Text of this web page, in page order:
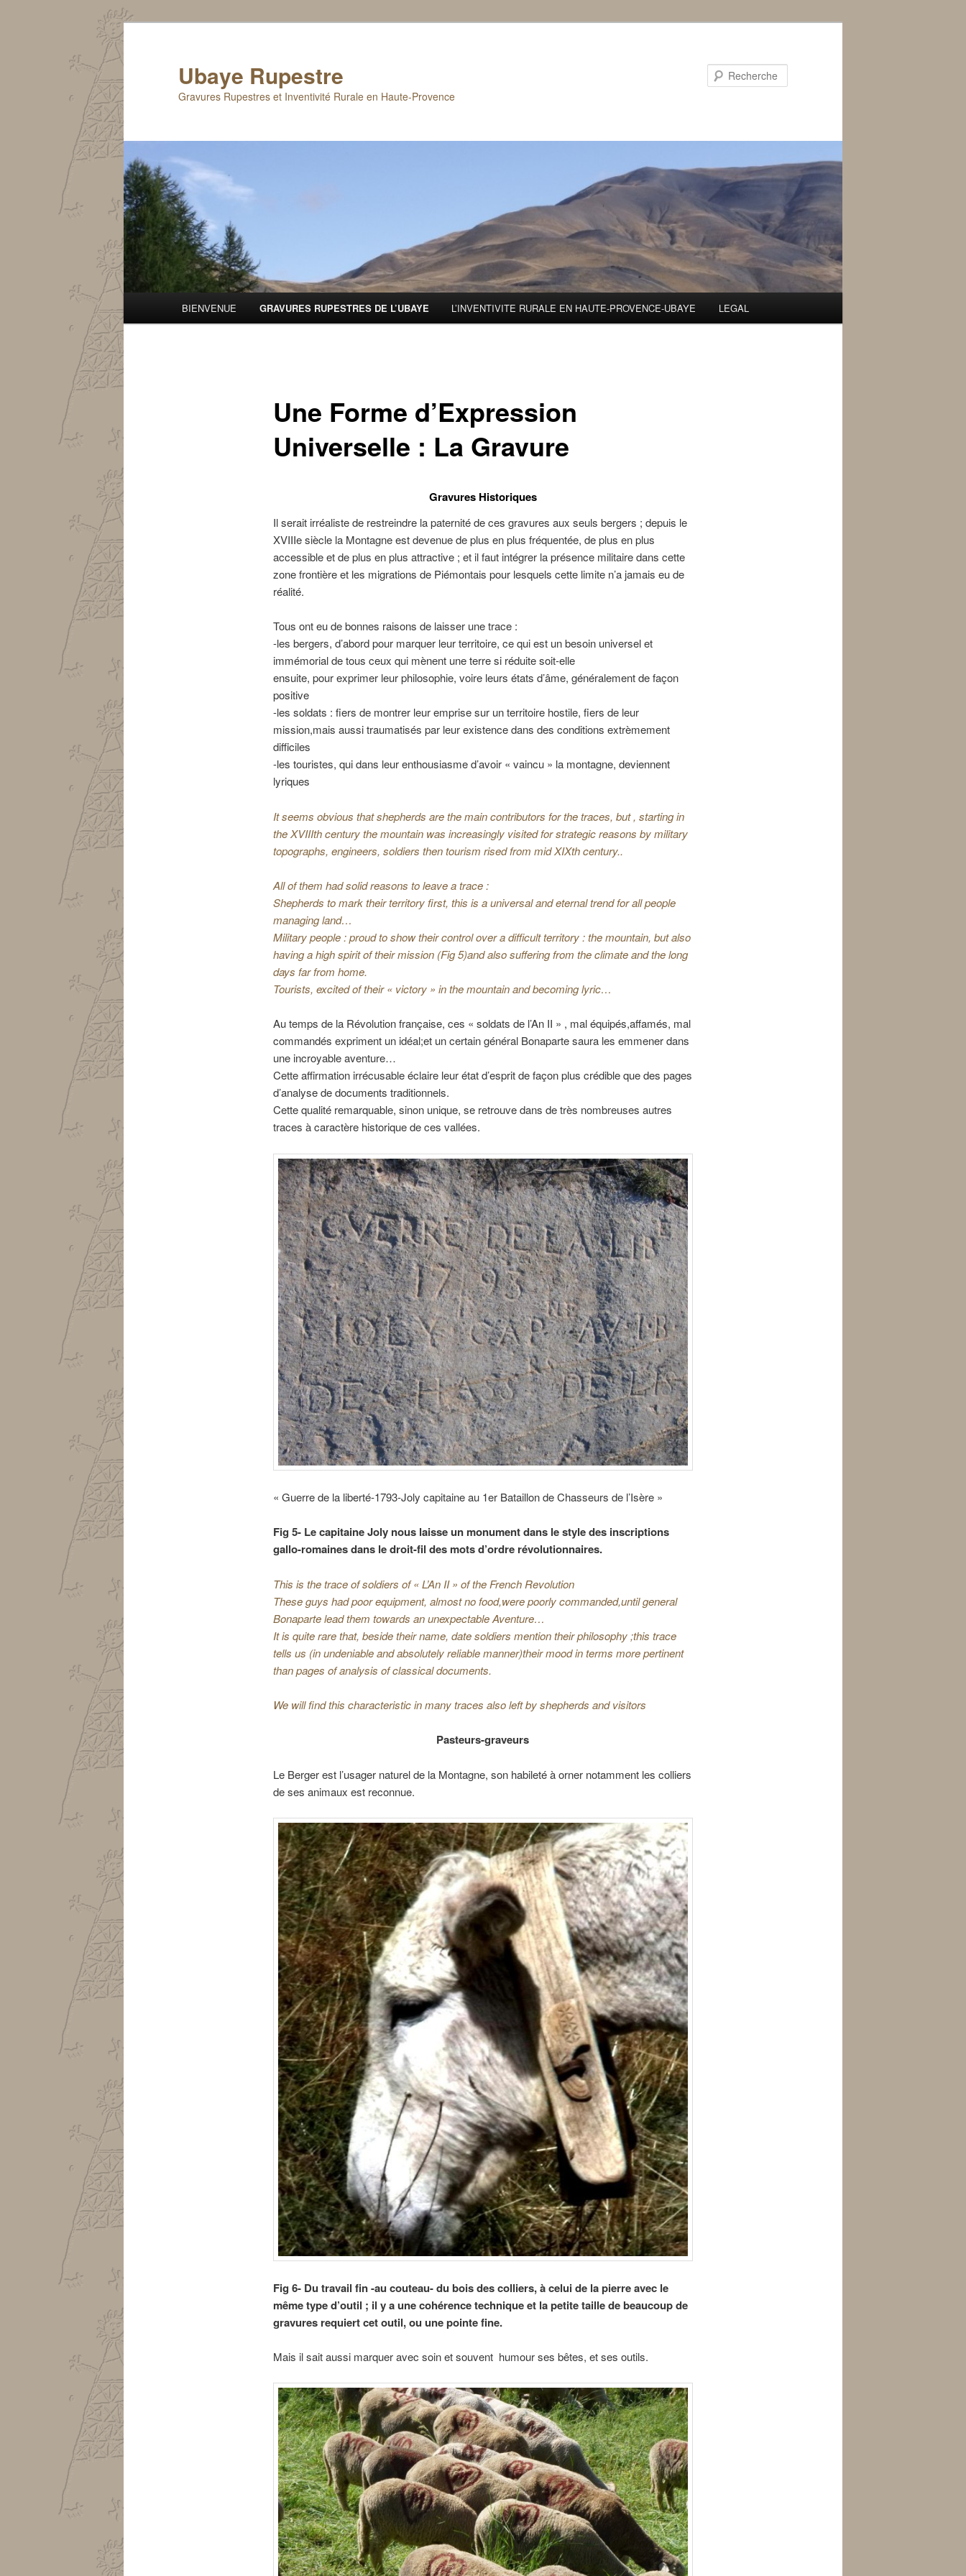
Ubaye Rupestre
Gravures Rupestres et Inventivité Rurale en Haute-Provence
BIENVENUE GRAVURES RUPESTRES DE L’UBAYE L’INVENTIVITE RURALE EN HAUTE-PROVENCE-UBAYE LEGAL
Une Forme d’Expression
Universelle : La Gravure
Gravures Historiques
Il serait irréaliste de restreindre la paternité de ces gravures aux seuls bergers ; depuis le
XVIIIe siècle la Montagne est devenue de plus en plus fréquentée, de plus en plus
accessible et de plus en plus attractive ; et il faut intégrer la présence militaire dans cette
zone frontière et les migrations de Piémontais pour lesquels cette limite n’a jamais eu de
réalité.
Tous ont eu de bonnes raisons de laisser une trace :
-les bergers, d’abord pour marquer leur territoire, ce qui est un besoin universel et
immémorial de tous ceux qui mènent une terre si réduite soit-elle
ensuite, pour exprimer leur philosophie, voire leurs états d’âme, généralement de façon
positive
-les soldats : fiers de montrer leur emprise sur un territoire hostile, fiers de leur
mission,mais aussi traumatisés par leur existence dans des conditions extrèmement
difficiles
-les touristes, qui dans leur enthousiasme d’avoir « vaincu » la montagne, deviennent
lyriques
It seems obvious that shepherds are the main contributors for the traces, but , starting in
the XVIIIth century the mountain was increasingly visited for strategic reasons by military
topographs, engineers, soldiers then tourism rised from mid XIXth century..
All of them had solid reasons to leave a trace :
Shepherds to mark their territory first, this is a universal and eternal trend for all people
managing land…
Military people : proud to show their control over a difficult territory : the mountain, but also
having a high spirit of their mission (Fig 5)and also suffering from the climate and the long
days far from home.
Tourists, excited of their « victory » in the mountain and becoming lyric…
Au temps de la Révolution française, ces « soldats de l’An II » , mal équipés,affamés, mal
commandés expriment un idéal;et un certain général Bonaparte saura les emmener dans
une incroyable aventure…
Cette affirmation irrécusable éclaire leur état d’esprit de façon plus crédible que des pages
d’analyse de documents traditionnels.
Cette qualité remarquable, sinon unique, se retrouve dans de très nombreuses autres
traces à caractère historique de ces vallées.
« Guerre de la liberté-1793-Joly capitaine au 1er Bataillon de Chasseurs de l’Isère »
Fig 5- Le capitaine Joly nous laisse un monument dans le style des inscriptions
gallo-romaines dans le droit-fil des mots d’ordre révolutionnaires.
This is the trace of soldiers of « L’An II » of the French Revolution
These guys had poor equipment, almost no food,were poorly commanded,until general
Bonaparte lead them towards an unexpectable Aventure…
It is quite rare that, beside their name, date soldiers mention their philosophy ;this trace
tells us (in undeniable and absolutely reliable manner)their mood in terms more pertinent
than pages of analysis of classical documents.
We will find this characteristic in many traces also left by shepherds and visitors
Pasteurs-graveurs
Le Berger est l’usager naturel de la Montagne, son habileté à orner notamment les colliers
de ses animaux est reconnue.
Fig 6- Du travail fin -au couteau- du bois des colliers, à celui de la pierre avec le
même type d’outil ; il y a une cohérence technique et la petite taille de beaucoup de
gravures requiert cet outil, ou une pointe fine.
Mais il sait aussi marquer avec soin et souvent humour ses bêtes, et ses outils.